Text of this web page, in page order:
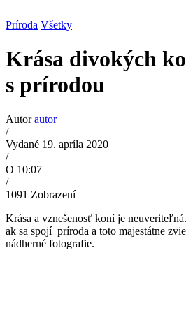
Príroda Všetky
Krása divokých
s prírodou
Autorautor
/
Vydané 19. apríla 2020
/
O 10:07
/
1091 Zobrazení
Krása a vznešenosť koní je
ak sa spojí príroda a toto majestátne
nádherné fotografie.